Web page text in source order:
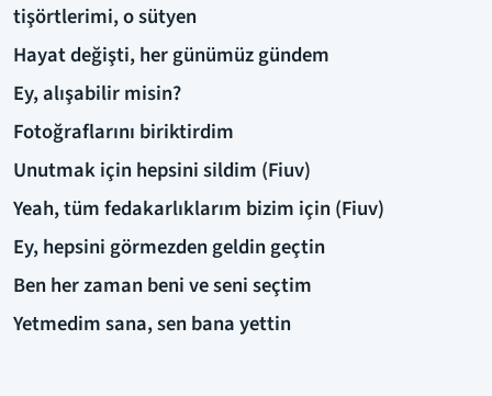
tişörtlerimi, o sütyen
Hayat değişti, her günümüz gündem
Ey, alışabilir misin?
Fotoğraflarını biriktirdim
Unutmak için hepsini sildim (Fiuv)
Yeah, tüm fedakarlıklarım bizim için (Fiuv)
Ey, hepsini görmezden geldin geçtin
Ben her zaman beni ve seni seçtim
Yetmedim sana, sen bana yettin